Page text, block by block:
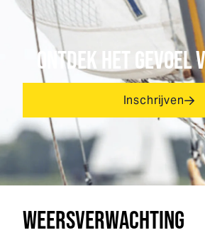
ONTDEK HET GEVOEL
Inschrijven
WEERSVERWACHTING